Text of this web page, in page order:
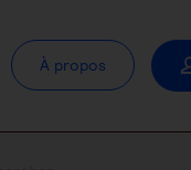
À propos